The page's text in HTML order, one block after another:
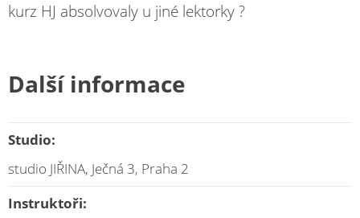
kurz HJ absolvovaly u jiné lektorky ?
Další informace
Studio:
studio JIŘINA, Ječná 3, Praha 2
Instruktoři: